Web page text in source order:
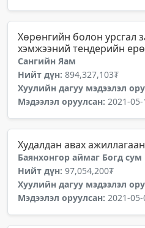
Хөрөнгийн болон урсгал
хэмжээний тендерийн
Сангийн Яам
Нийт дүн: 894,327,103₮
Хуулийн дагуу мэдээлэл
Мэдээлэл оруулсан: 2021-
Худалдан авах
Баянхонгор аймаг Богд сум
Нийт дүн: 97,054,200₮
Хуулийн дагуу мэдээлэл
Мэдээлэл оруулсан: 2021-